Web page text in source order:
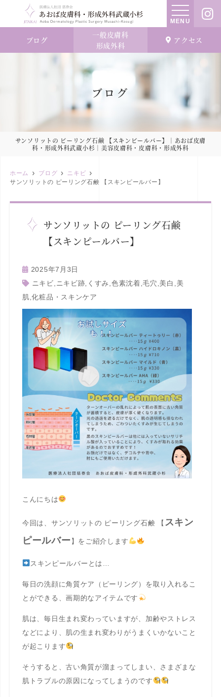
MENU
ブログ
一般皮膚科
形成外科
アクセス
ブログ
サンソリットの ピーリング石鹸 【スキンピールバー】｜あおば皮膚
科・形成外科武蔵小杉｜美容皮膚科・皮膚科・形成外科
ホーム ブログ
ニキビ
サンソリットの ピーリング石鹸 【スキンピールバー】
サンソリットの ピーリング石鹸
【スキンピールバー】
2025年7月3日
ニキビ ニキビ跡 くすみ 色素沈着 ,毛穴 美白 美
肌 ,化粧品・スキンケア
こんにちは
今回は、サンソリットの ピーリング石鹸 【 スキン
ピールバー 】をご紹介します
スキンピールバーとは…
毎日の洗顔に角質ケア（ピーリング）を取り入れるこ
とができる、画期的なアイテムです
肌は、毎日生まれ変わっていますが、加齢やストレス
などにより、肌の生まれ変わりがうまくいかないこと
が起こります
そうすると、古い角質が溜まってしまい、さまざまな
肌トラブルの原因になってしまうのです